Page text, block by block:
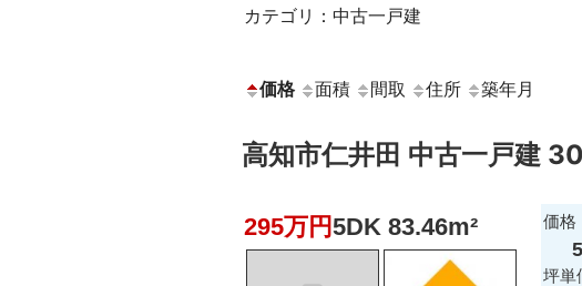
カテゴリ：中古一戸建
価格 面積 間取 住所 築年月
高知市仁井田 中古一戸建
295万円5DK 83.46m² 価格
坪単